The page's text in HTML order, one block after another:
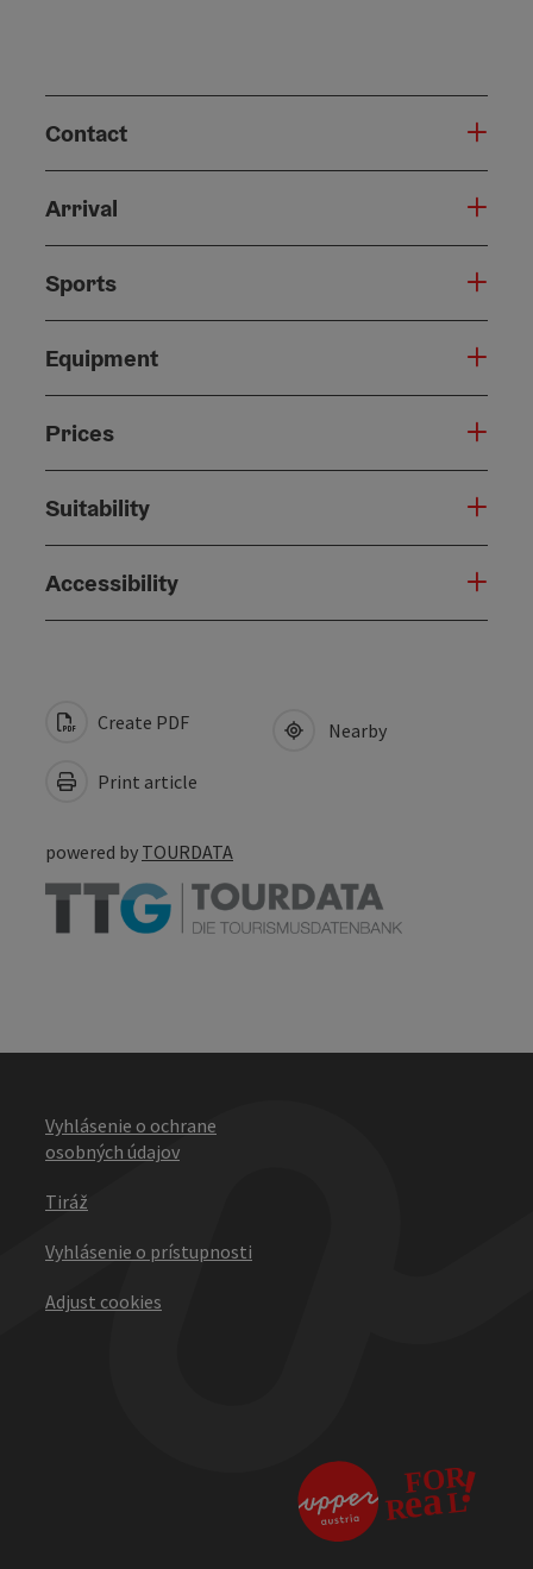
Contact
Arrival
Sports
Equipment
Prices
Suitability
Accessibility
Create PDF
Print article
Nearby
powered by TOURDATA
Vyhlásenie o ochrane
osobných údajov
Tiráž
Vyhlásenie o prístupnosti
Adjust cookies